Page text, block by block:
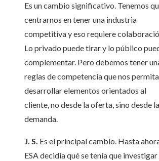
Es un cambio significativo. Tenemos
centrarnos en tener una industria
competitiva y eso requiere
Lo privado puede tirar y lo público
complementar. Pero debemos tener
reglas de competencia que nos
desarrollar elementos orientados al
cliente, no desde la oferta, sino desde la
demanda.
J. S. Es el principal cambio. Hasta
ESA decidía qué se tenía que investigar